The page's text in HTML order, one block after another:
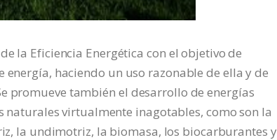
la Eficiencia Energética con el objetivo de
haciendo un uso razonable de ella y de
promueve también el desarrollo de energías
naturales virtualmente inagotables, como son la
la undimotriz, la biomasa, los biocarburantes y